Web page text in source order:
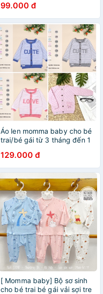
99.000 đ
Áo len momma baby cho bé
trai/bé gái từ 3 tháng đến 1
129.000 đ
[ Momma baby] Bộ sơ sinh
cho bé trai bé gái vải sợi tre